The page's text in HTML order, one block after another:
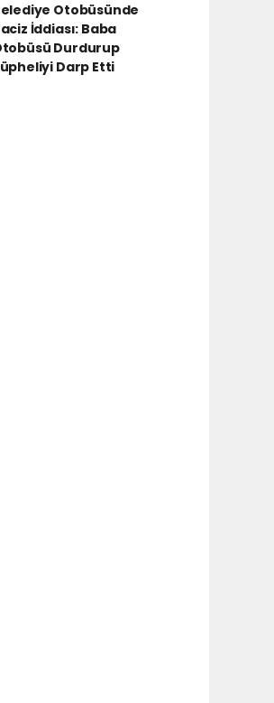
Otobüsünde
İddiası: Baba
Durdurup
Darp Etti